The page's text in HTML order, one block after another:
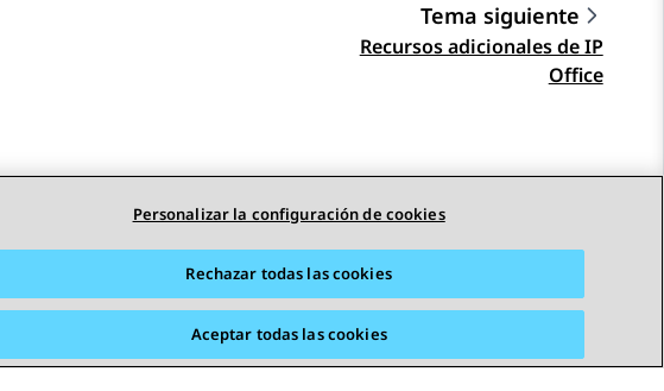
Tema siguiente
Recursos adicionales de IP
Office
Personalizar la configuración de cookies
Rechazar todas las cookies
Aceptar todas las cookies